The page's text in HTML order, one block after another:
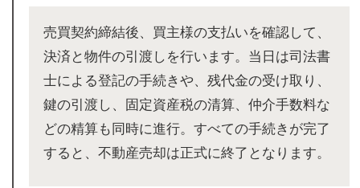
売買契約締結後、買主様の支払いを確認して、
決済と物件の引渡しを行います。当日は司法書
士による登記の手続きや、残代金の受け取り、
鍵の引渡し、固定資産税の清算、仲介手数料な
どの精算も同時に進行。すべての手続きが完了
すると、不動産売却は正式に終了となります。